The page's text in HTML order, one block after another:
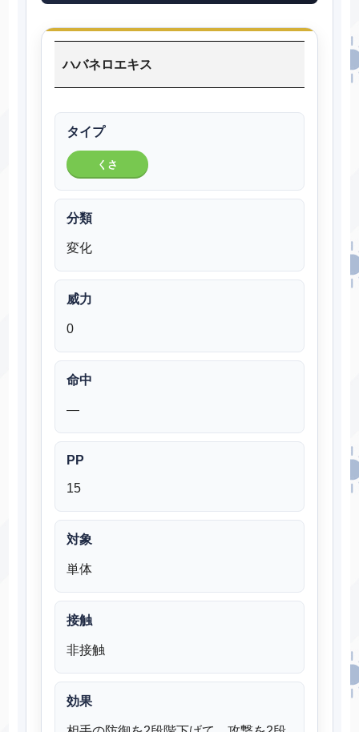
ハバネロエキス
タイプ
くさ
分類
変化
威力
0
命中
―
PP
15
対象
単体
接触
非接触
効果